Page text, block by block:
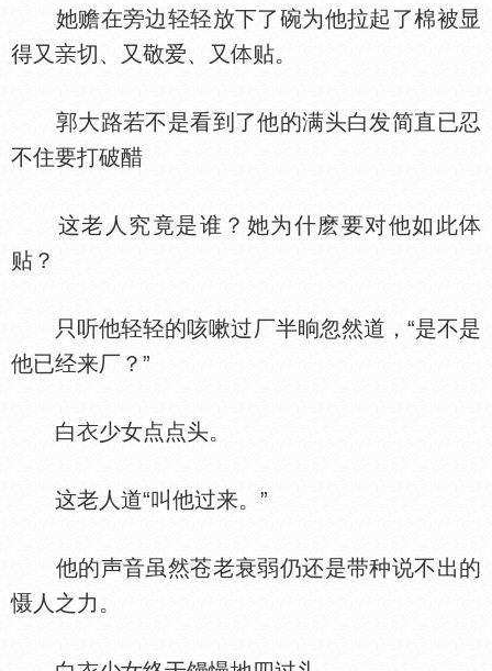
她赡在旁边轻轻放下了碗为他拉起了棉被显
得又
切、又敬爱、又 贴。
郭大路若不是看到了他的满头白发简直已忍
不住要打破醋
这老人究竟是谁？她为什麽要对他如此
贴？
只听他轻轻的咳嗽过厂半晌忽然道，“是不是
他已经来厂？”
白 少女点点头。
这老人道“叫他过来。”
他的声音虽然苍老衰弱仍还是带种说不出的
慑人之力。